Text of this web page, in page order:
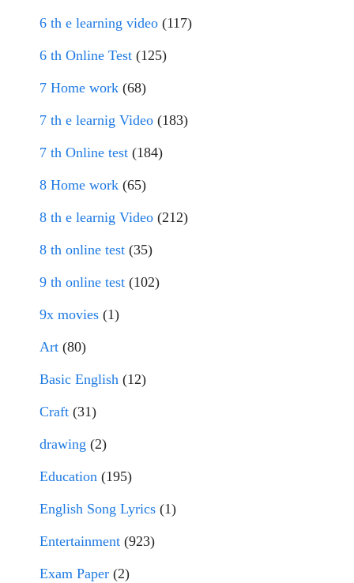
6 th e learning video (117)
6 th Online Test (125)
7 Home work (68)
7 th e learnig Video (183)
7 th Online test (184)
8 Home work (65)
8 th e learnig Video (212)
8 th online test (35)
9 th online test (102)
9x movies (1)
Art (80)
Basic English (12)
Craft (31)
drawing (2)
Education (195)
English Song Lyrics (1)
Entertainment (923)
Exam Paper (2)